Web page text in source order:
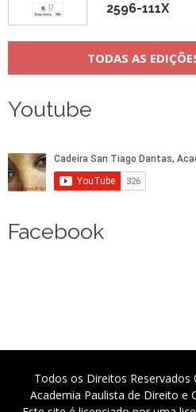
2596-111X
TODAS AS
Youtube
Facebook
Todos os Direitos Reservados
Academia Paulista de Direito e